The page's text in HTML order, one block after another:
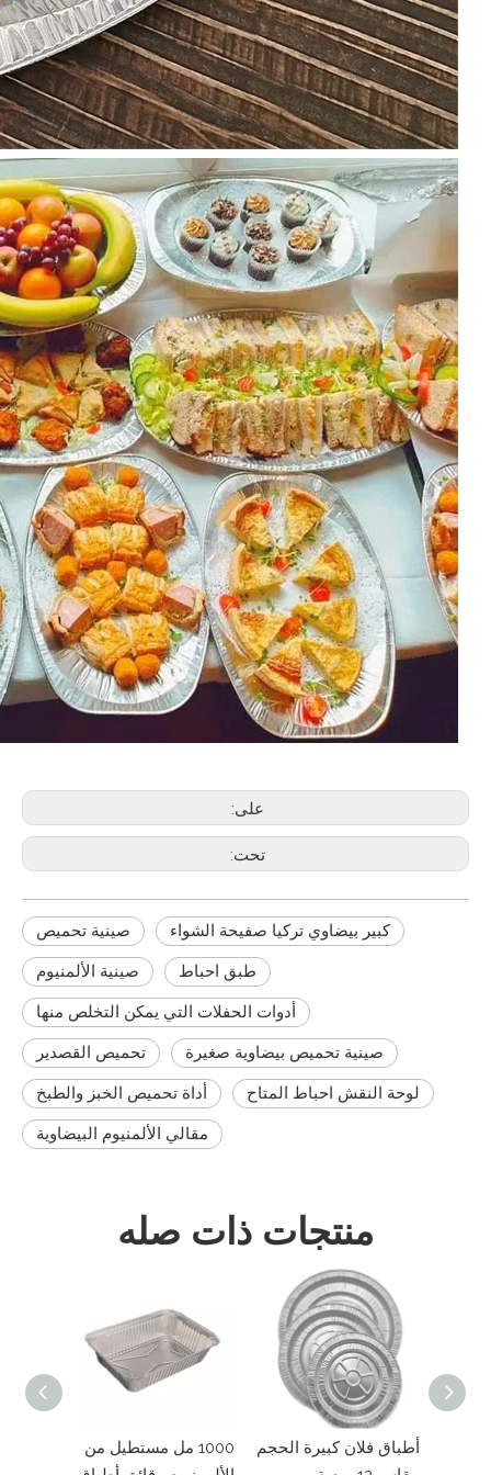
على:
تحت:
صينية تحميص كبير بيضاوي تركيا صفيحة الشواء
صينية الألمنيوم طبق احباط
أدوات الحفلات التي يمكن التخلص منها
تحميص القصدير صينية تحميص بيضاوية صغيرة
أداة تحميص الخبز والطبخ لوحة النقش احباط المتاح
مقالي الألمنيوم البيضاوية
منتجات ذات صله
أطباق فلان كبيرة الحجم
طبق بيتزا دائري من